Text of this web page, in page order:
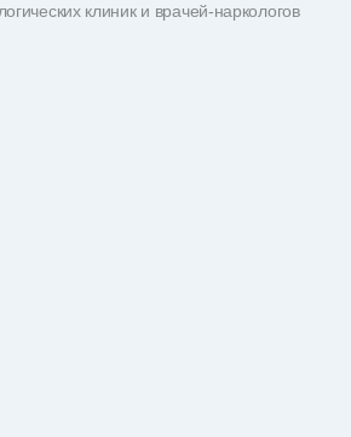
клиник и врачей-наркологов